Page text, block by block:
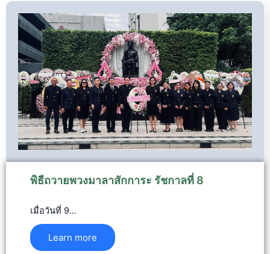
พิธีถวายพวงมาลาสักการะ รัชกาลที่ 8
เมื่อวันที่ 9…
Learn more